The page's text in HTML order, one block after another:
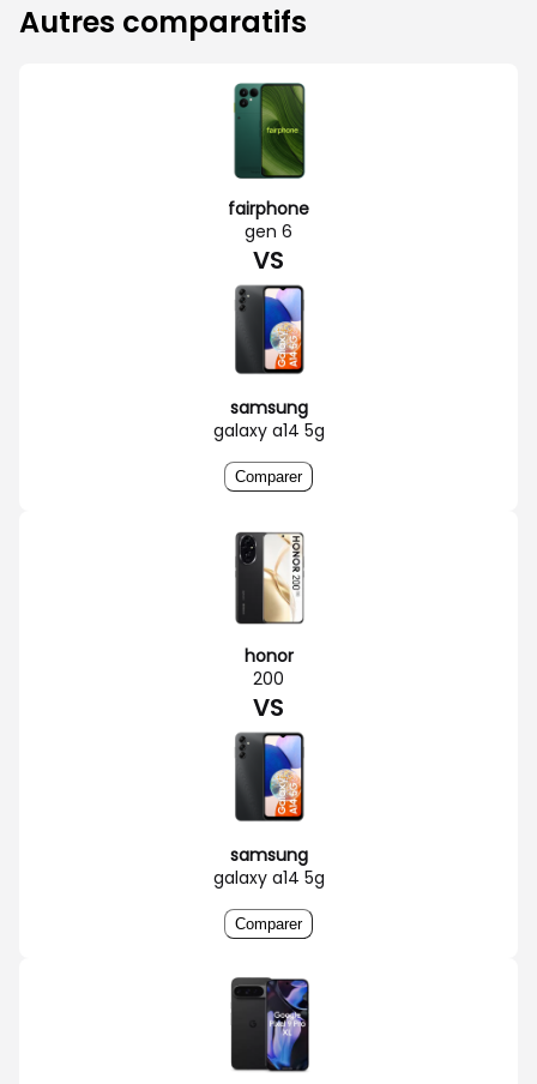
Autres comparatifs
fairphone
gen 6
VS
samsung
galaxy a14 5g
Comparer
honor
200
VS
samsung
galaxy a14 5g
Comparer